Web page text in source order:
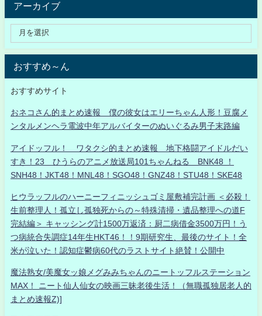
アーカイブ
おすすめ～ん
おすすめサイト
おネコさん的まとめ速報 僕の彼女はエリーちゃん人形！豆腐メ
ンタルメンヘラ電波中年アルバイターのぬいぐるみ男子末路編
アイドッフル！ ワタクシ的まとめ速報 地下格闘アイドルだい
すき！23 ひうらのアニメ放送局101ちゃんねる BNK48 ！
SNH48！JKT48！MNL48！SGO48！GNZ48！STU48！SKE48
ヒウラッフルのハーニーフィニッシュゴミ屋敷補完計画 ＜必殺！
生前整理人！孤立し孤独死からの～特殊清掃・遺品整理への道F
完結編＞ キャッシング計1500万返済：厨二病借金3500万円！う
つ病統合失調症14年生HKT46！！9期研究生、最後のサイト！全
米が泣いた！認知症鬱病60代のラストサイト絶賛！公開中
魔法熟女/美魔女ッ娘メグみみちゃんのニートッフルステーション
MAX！ ニート仙人仙女の映画三昧老後生活！（無職孤独居老人的
まとめ速報Z)]